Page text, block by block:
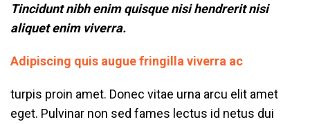
Tincidunt nibh enim quisque nisi hendrerit nisi
aliquet enim viverra.
Adipiscing quis augue fringilla viverra ac
turpis proin amet. Donec vitae urna arcu elit amet
eget. Pulvinar non sed fames lectus id netus dui